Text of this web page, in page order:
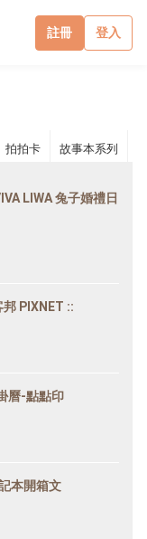
註冊 登入
拍拍卡 故事本系列
LIWA 兔子婚禮日
PIXNET ::
曆-點點印
本開箱文